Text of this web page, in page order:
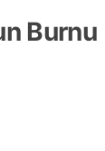
Burnu